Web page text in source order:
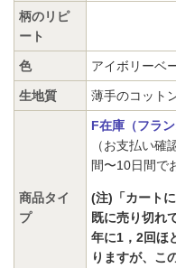
柄のリピ
ート
色 アイボリーベ
生地質 薄手のコット
商品タイ
プ
F在庫（フラン
（お支払い確
間〜10日間で
(注)「カート
既に売り切れ
年に1，2回ほ
りますが、こ